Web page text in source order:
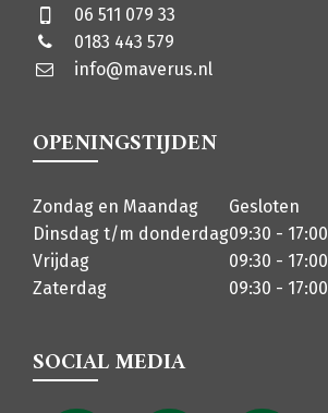
06 511 079 33
0183 443 579
info@maverus.nl
OPENINGSTIJDEN
Zondag en Maandag
Gesloten
Dinsdag t/m donderdag09:30 - 17:00
Vrijdag
09:30 - 17:00
Zaterdag
09:30 - 17:00
SOCIAL MEDIA